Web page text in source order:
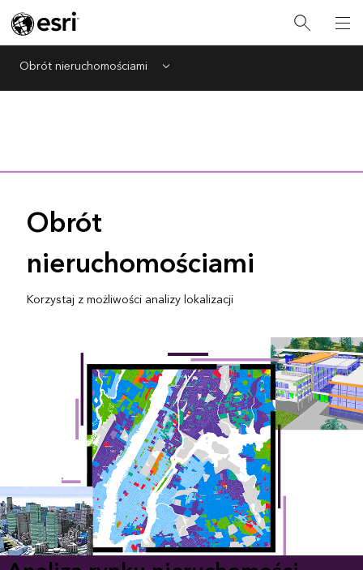
Obrót nieruchomościami Menu
Obrót
nieruchomościami
Korzystaj z możliwości analizy lokalizacji